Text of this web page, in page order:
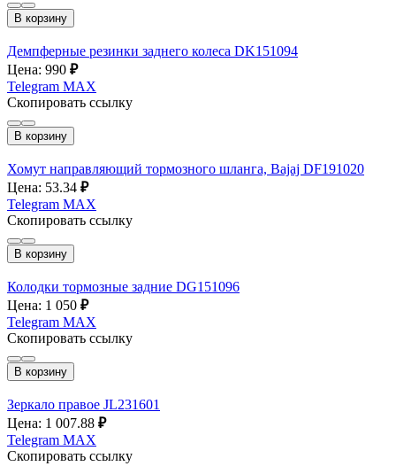
В корзину
Демпферные резинки заднего колеса DK151094
Цена: 990 ₽
Telegram MAX
Скопировать ссылку
В корзину
Хомут направляющий тормозного шланга, Bajaj DF191020
Цена: 53.34 ₽
Telegram MAX
Скопировать ссылку
В корзину
Колодки тормозные задние DG151096
Цена: 1 050 ₽
Telegram MAX
Скопировать ссылку
В корзину
Зеркало правое JL231601
Цена: 1 007.88 ₽
Telegram MAX
Скопировать ссылку